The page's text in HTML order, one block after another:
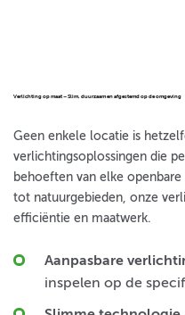
Verlichting op maat – Slim, duurzaam en afgestemd op de omgeving
Geen enkele locatie is
verlichtingsoplossingen die
behoeften van elke
tot natuurgebieden, onze
efficiëntie en maatwerk.
Aanpasbare
inspelen op de